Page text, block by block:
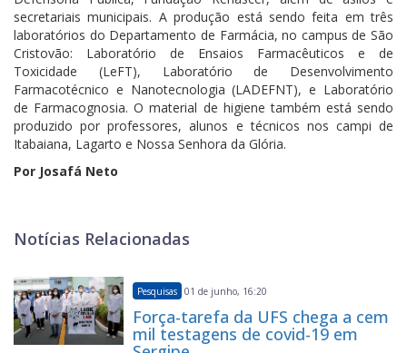
secretariais municipais. A produção está sendo feita em três
laboratórios do Departamento de Farmácia, no campus de São
Cristovão: Laboratório de Ensaios Farmacêuticos e de
Toxicidade (LeFT), Laboratório de Desenvolvimento
Farmacotécnico e Nanotecnologia (LADEFNT), e Laboratório
de Farmacognosia. O material de higiene também está sendo
produzido por professores, alunos e técnicos nos campi de
Itabaiana, Lagarto e Nossa Senhora da Glória.
Por Josafá Neto
Notícias Relacionadas
Pesquisas 01 de junho, 16:20
Força-tarefa da UFS chega a cem
mil testagens de covid-19 em